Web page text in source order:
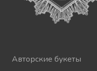
Авторские букеты